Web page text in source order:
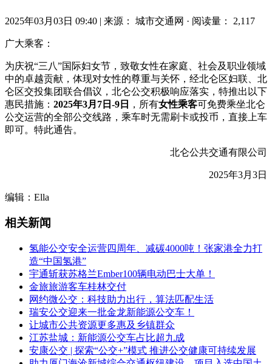
2025年03月03日 09:40 | 来源： 城市交通网 · 阅读量： 2,117
广大乘客：
为庆祝“三八”国际妇女节，致敬女性在家庭、社会及职业领域
中的卓越贡献，体现对女性的尊重与关怀，经北仑区妇联、北
仑区交投集团联合倡议，北仑公交积极响应落实，特推出以下
惠民措施： 2025年3月7日-9日 ，所有女性乘客可免费乘坐北仑
公交运营的全部公交线路，乘车时无需刷卡或投币，直接上车
即可。特此通告。
北仑公共交通有限公司
2025年3月3日
编辑：Ella
相关新闻
氢能公交安全运营四周年、减碳4000吨！张家港全力打
造“中国氢港”
宇通斩获苏格兰Ember100辆电动巴士大单！
金旅旅游客车桂林交付
网约微公交：科技助力出行，算法匹配生活
瑞安公交迎来一批金龙新能源公交车！
让城市公共资源更多惠及乡镇群众
江苏盐城：新能源公交车占比超九成
安康公交 | 探索“公交+”模式 推进公交健康可持续发展